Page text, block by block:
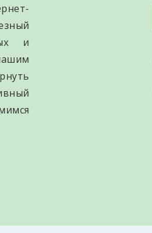
и